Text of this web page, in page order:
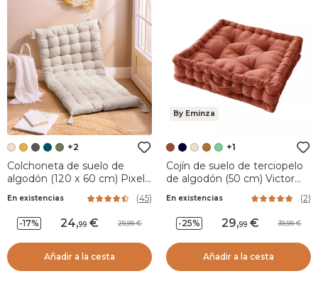
+2
Colchoneta de suelo de
algodón (120 x 60 cm) Pixel
En existencias (45)
-17% 24,99 29,99
Añadir a la cesta
By Eminza
+1
Cojín de suelo de terciopelo
de algodón (50 cm) Victor
En existencias (2)
-25% 29,99 39,99
Añadir a la cesta